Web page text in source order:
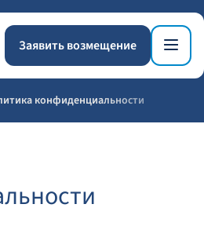
Заявить возмещение
конфиденциальности